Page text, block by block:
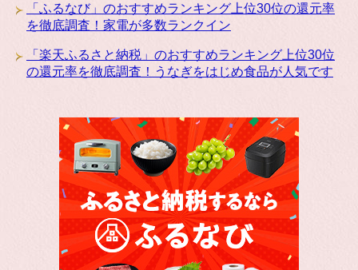
「ふるなび」のおすすめランキング上位30位の還元率
を徹底調査！家電が多数ランクイン
「楽天ふるさと納税」のおすすめランキング上位30位
の還元率を徹底調査！うなぎをはじめ食品が人気です